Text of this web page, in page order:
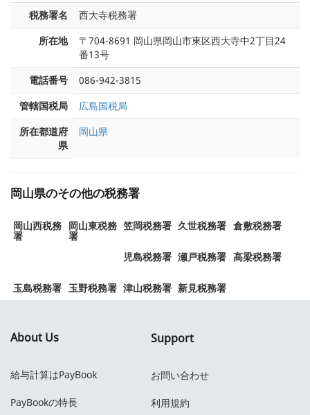
税務署名
西大寺税務署
所在地
〒704-8691 岡山県岡山市東区西大寺中2丁目24
番13号
電話番号
086-942-3815
管轄国税局
広島国税局
所在都道府
県
岡山県
岡山県のその他の税務署
岡山西税務
署
岡山東税務
署
笠岡税務署 久世税務署 倉敷税務署
児島税務署 瀬戸税務署 高梁税務署
玉島税務署 玉野税務署 津山税務署 新見税務署
About Us
給与計算はPayBook
PayBookの特長
Support
お問い合わせ
利用規約